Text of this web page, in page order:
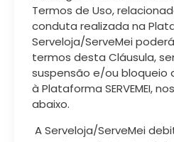
Termos de Uso,
conduta realizada na
Serveloja/ServeMei
termos desta Cláusula,
suspensão e/ou bloqueio
à Plataforma SERVEMEI,
abaixo.
A Serveloja/ServeMei